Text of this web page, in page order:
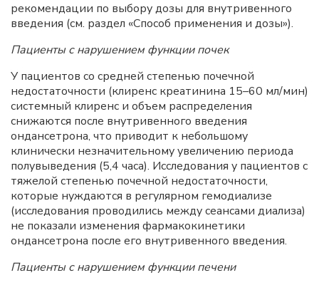
рекомендации по выбору дозы для внутривенного
введения (см. раздел «Способ применения и дозы»).
Пациенты с нарушением функции почек
У пациентов со средней степенью почечной
недостаточности (клиренс креатинина 15–60 мл/мин)
системный клиренс и объем распределения
снижаются после внутривенного введения
ондансетрона, что приводит к небольшому
клинически незначительному увеличению периода
полувыведения (5,4 часа). Исследования у пациентов с
тяжелой степенью почечной недостаточности,
которые нуждаются в регулярном гемодиализе
(исследования проводились между сеансами диализа)
не показали изменения фармакокинетики
ондансетрона после его внутривенного введения.
Пациенты с нарушением функции печени